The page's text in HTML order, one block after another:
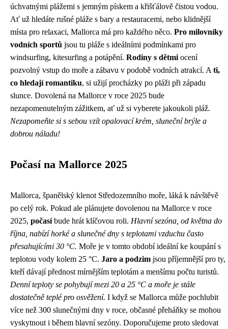
úchvatnými plážemi s jemným pískem a křišťálově čistou vodou.
Ať už hledáte rušné pláže s bary a restauracemi, nebo klidnější
místa pro relaxaci, Mallorca má pro každého něco. Pro milovníky
vodních sportů jsou tu pláže s ideálními podmínkami pro
windsurfing, kitesurfing a potápění. Rodiny s dětmi ocení
pozvolný vstup do moře a zábavu v podobě vodních atrakcí. A ti,
co hledají romantiku, si užijí procházky po pláži při západu
slunce. Dovolená na Mallorce v roce 2025 bude
nezapomenutelným zážitkem, ať už si vyberete jakoukoli pláž.
Nezapomeňte si s sebou vzít opalovací krém, sluneční brýle a
dobrou náladu!
Počasí na Mallorce 2025
Mallorca, španělský klenot Středozemního moře, láká k návštěvě
po celý rok. Pokud ale plánujete dovolenou na Mallorce v roce
2025, počasíbude hrát klíčovou roli. Hlavní sezóna, od května do
října, nabízí horké a slunečné dny s teplotami vzduchu často
přesahujícími 30 °C. Moře je v tomto období ideální ke koupání s
teplotou vody kolem 25 °C. Jaro a podzim jsou příjemnější pro ty,
kteří dávají přednost mírnějším teplotám a menšímu počtu turistů.
Denní teploty se pohybují mezi 20 a 25 °C a moře je stále
dostatečně teplé pro osvěžení. I když se Mallorca může pochlubit
více než 300 slunečnými dny v roce, občasné přeháňky se mohou
vyskytnout i během hlavní sezóny. Doporučujeme proto sledovat